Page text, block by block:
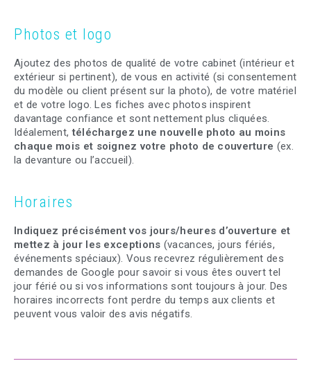
Photos et logo
Ajoutez des photos de qualité de votre cabinet (intérieur et
extérieur si pertinent), de vous en activité (si consentement
du modèle ou client présent sur la photo), de votre matériel
et de votre logo. Les fiches avec photos inspirent
davantage confiance et sont nettement plus cliquées.
Idéalement,téléchargez une nouvelle photo au moins
chaque mois et soignez votre photo de couverture (ex.
la devanture ou l’accueil).
Horaires
Indiquez précisément vos jours/heures d’ouverture et
mettez à jour les exceptions (vacances, jours fériés,
événements spéciaux). Vous recevrez régulièrement des
demandes de Google pour savoir si vous êtes ouvert tel
jour férié ou si vos informations sont toujours à jour. Des
horaires incorrects font perdre du temps aux clients et
peuvent vous valoir des avis négatifs.